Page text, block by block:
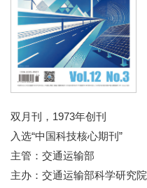
双月刊，1973年创刊
入选“中国科技核心期刊”
主管：交通运输部
主办：交通运输部科学研究院